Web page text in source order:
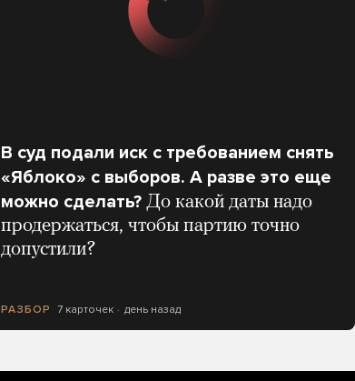
В суд подали иск с требованием снять
«Яблоко» с выборов. А разве это еще
можно сделать? До какой даты надо
продержаться, чтобы партию точно
допустили?
РАЗБОР 7 карточек день назад